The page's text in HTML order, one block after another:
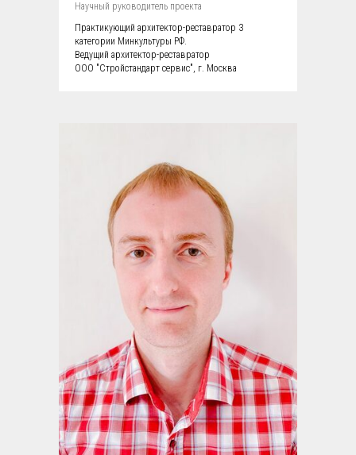
Научный руководитель проекта
Практикующий архитектор-реставратор 3
категории Минкультуры РФ.
Ведущий архитектор-реставратор
ООО "Стройстандарт сервис", г. Москва